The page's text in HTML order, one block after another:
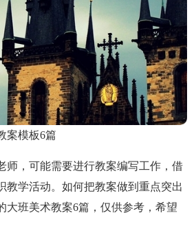
案模板6篇
师，可能需要进行教案编写工作，借
教学活动。如何把教案做到重点突出
大班美术教案6篇，仅供参考，希望